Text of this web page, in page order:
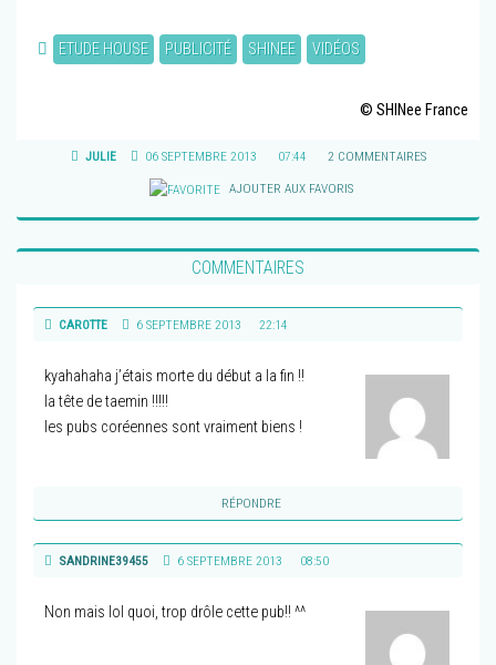
ETUDE HOUSE PUBLICITÉ SHINEE VIDÉOS
© SHINee France
JULIE 06 SEPTEMBRE 2013 07:44 2 COMMENTAIRES
AJOUTER AUX FAVORIS
COMMENTAIRES
CAROTTE 6 SEPTEMBRE 2013 22:14
kyahahaha j’étais morte du début a la fin !!
la tête de taemin !!!!!
les pubs coréennes sont vraiment biens !
RÉPONDRE
SANDRINE39455 6 SEPTEMBRE 2013 08:50
Non mais lol quoi, trop drôle cette pub!! ^^